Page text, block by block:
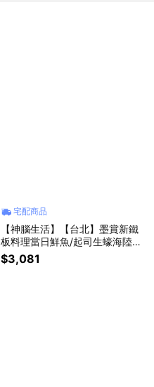
宅配商品
【神腦生活】【台北】墨賞新鐵
板料理當日鮮魚/起司生蠔海陸套
餐-古亭店(二張入) 票券 餐券
$3,081